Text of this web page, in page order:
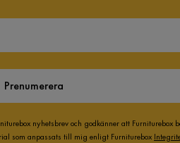
Prenumerera
nyhetsbrev och godkänner att Furniturebox
som anpassats till mig enligt Furniturebox